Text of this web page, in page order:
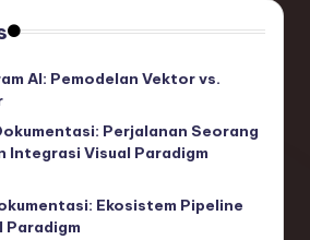
AI: Pemodelan Vektor vs.
Perjalanan Seorang
Integrasi Visual Paradigm
Ekosistem Pipeline
Paradigm